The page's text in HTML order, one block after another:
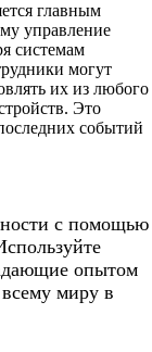
главным
управление
системам
могут
их из любого
Это
событий
с помощью
опытом
миру в